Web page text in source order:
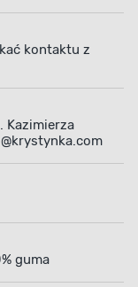
kontaktu z
Kazimierza
guma